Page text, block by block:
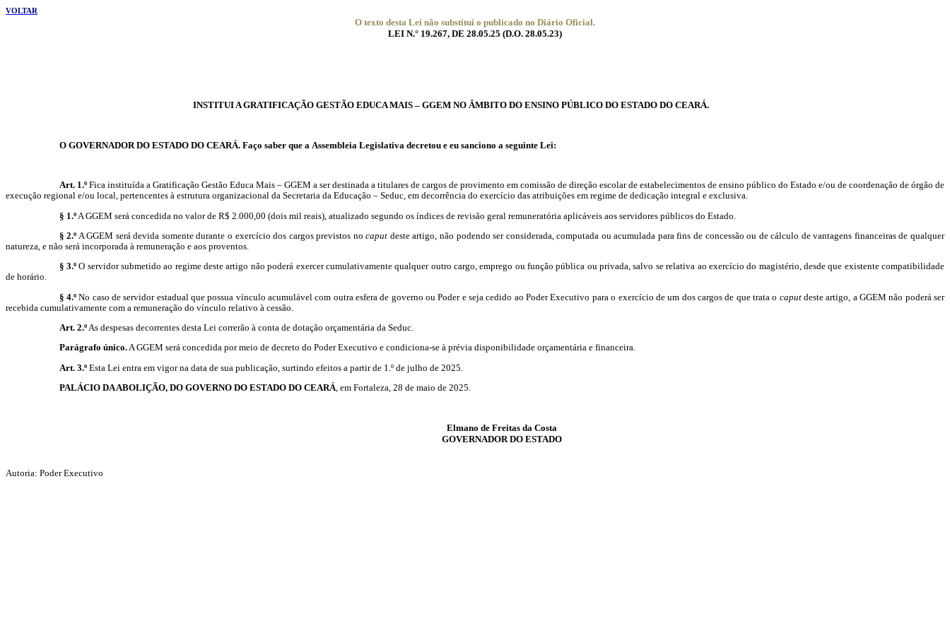
VOLTAR
O texto desta Lei não substitui o publicado no Diário Oficial.
LEI N.° 19.267, DE 28.05.25 (D.O. 28.05.23)
INSTITUI A GRATIFICAÇÃO GESTÃO EDUCA MAIS – GGEM NO ÂMBITO DO ENSINO PÚBLICO DO ESTADO DO CEARÁ.
O GOVERNADOR DO ESTADO DO CEARÁ. Faço saber que a Assembleia Legislativa decretou e eu sanciono a seguinte Lei:
Art. 1.ºFica instituída a Gratificação Gestão Educa Mais – GGEM a ser destinada a titulares de cargos de provimento em comissão de direção escolar de estabelecimentos de ensino público do Estado e/ou de coordenação de órgão de
execução regional e/ou local, pertencentes à estrutura organizacional da Secretaria da Educação – Seduc, em decorrência do exercício das atribuições em regime de dedicação integral e exclusiva.
§ 1.ºA GGEM será concedida no valor de R$ 2.000,00 (dois mil reais), atualizado segundo os índices de revisão geral remuneratória aplicáveis aos servidores públicos do Estado.
§ 2.º A GGEM será devida somente durante o exercício dos cargos previstos nocaput deste artigo, não podendo ser considerada, computada ou acumulada para fins de concessão ou de cálculo de vantagens financeiras de qualquer
natureza, e não será incorporada à remuneração e aos proventos.
§ 3.ºO servidor submetido ao regime deste artigo não poderá exercer cumulativamente qualquer outro cargo, emprego ou função pública ou privada, salvo se relativa ao exercício do magistério, desde que existente compatibilidade
de horário.
§ 4.ºNo caso de servidor estadual que possua vínculo acumulável com outra esfera de governo ou Poder e seja cedido ao Poder Executivo para o exercício de um dos cargos de que trata o caputdeste artigo, a GGEM não poderá ser
recebida cumulativamente com a remuneração do vínculo relativo à cessão.
Art. 2.ºAs despesas decorrentes desta Lei correrão à conta de dotação orçamentária da Seduc.
Parágrafo único.A GGEM será concedida por meio de decreto do Poder Executivo e condiciona-se à prévia disponibilidade orçamentária e financeira.
Art. 3.ºEsta Lei entra em vigor na data de sua publicação, surtindo efeitos a partir de 1.º de julho de 2025.
PALÁCIO DA ABOLIÇÃO, DO GOVERNO DO ESTADO DO CEARÁ, em Fortaleza, 28 de maio de 2025.
Elmano de Freitas da Costa
GOVERNADOR DO ESTADO
Autoria: Poder Executivo